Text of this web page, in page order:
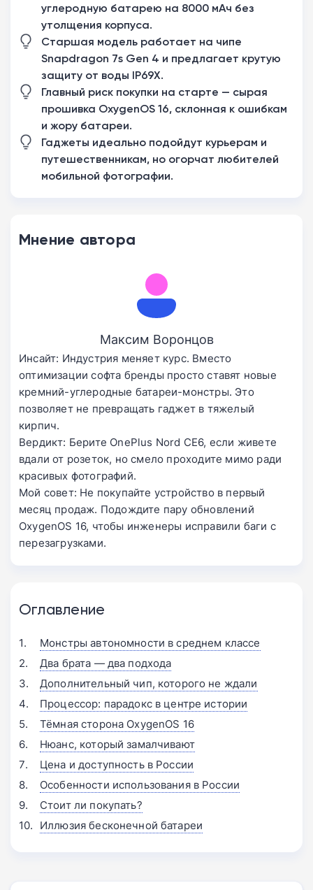
углеродную батарею на 8000 мАч без
утолщения корпуса.
Старшая модель работает на чипе
Snapdragon 7s Gen 4 и предлагает крутую
защиту от воды IP69X.
Главный риск покупки на старте — сырая
прошивка OxygenOS 16, склонная к ошибкам
и жору батареи.
Гаджеты идеально подойдут курьерам и
путешественникам, но огорчат любителей
мобильной фотографии.
Мнение автора
Максим Воронцов
Инсайт: Индустрия меняет курс. Вместо
оптимизации софта бренды просто ставят новые
кремний-углеродные батареи-монстры. Это
позволяет не превращать гаджет в тяжелый
кирпич.
Вердикт: Берите OnePlus Nord CE6, если живете
вдали от розеток, но смело проходите мимо ради
красивых фотографий.
Мой совет: Не покупайте устройство в первый
месяц продаж. Подождите пару обновлений
OxygenOS 16, чтобы инженеры исправили баги с
перезагрузками.
Оглавление
Монстры автономности в среднем классе
Два брата — два подхода
Дополнительный чип, которого не ждали
Процессор: парадокс в центре истории
Тёмная сторона OxygenOS 16
Нюанс, который замалчивают
Цена и доступность в России
Особенности использования в России
Стоит ли покупать?
Иллюзия бесконечной батареи